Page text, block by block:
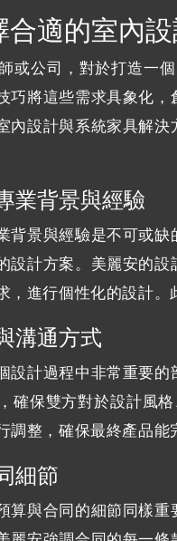
適的室內
或公司，對於打造一
巧將這些需求具象化
內設計與系統家具解
業背景與經驗
背景與經驗是不可或
設計方案。美麗安的
，進行個性化的設計
溝通方式
設計過程中非常重要
確保雙方對於設計風
調整，確保最終產品能
細節
算與合同的細節同樣